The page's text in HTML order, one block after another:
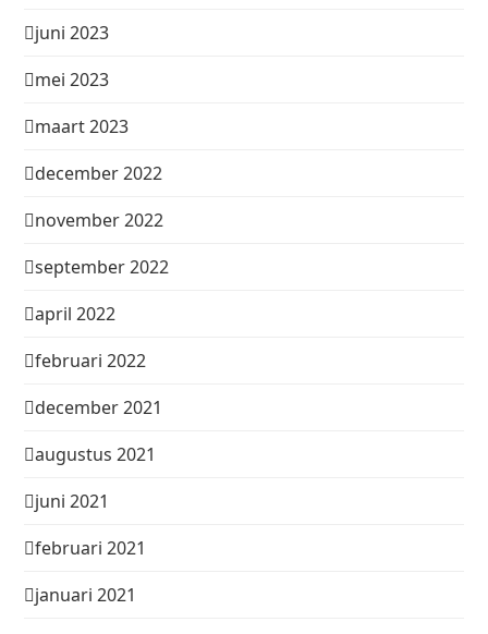
juni 2023
mei 2023
maart 2023
december 2022
november 2022
september 2022
april 2022
februari 2022
december 2021
augustus 2021
juni 2021
februari 2021
januari 2021